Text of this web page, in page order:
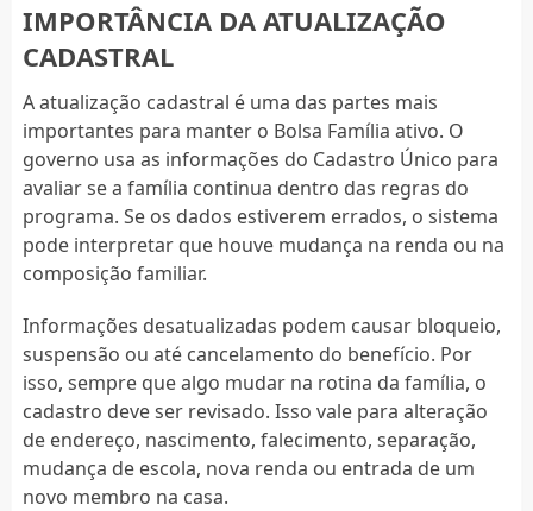
IMPORTÂNCIA DA ATUALIZAÇÃO
CADASTRAL
A atualização cadastral é uma das partes mais
importantes para manter o Bolsa Família ativo. O
governo usa as informações do Cadastro Único para
avaliar se a família continua dentro das regras do
programa. Se os dados estiverem errados, o sistema
pode interpretar que houve mudança na renda ou na
composição familiar.
Informações desatualizadas podem causar bloqueio,
suspensão ou até cancelamento do benefício. Por
isso, sempre que algo mudar na rotina da família, o
cadastro deve ser revisado. Isso vale para alteração
de endereço, nascimento, falecimento, separação,
mudança de escola, nova renda ou entrada de um
novo membro na casa.